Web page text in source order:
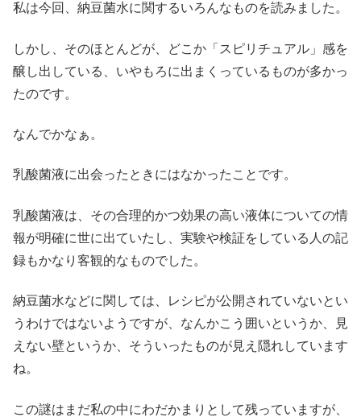
私は今回、納豆菌水に関するいろんなものを読みました。
しかし、そのほとんどが、どこか「スピリチュアル」感を
醸し出している、いやもろに出まくっているものが多かっ
たのです。
なんでかなぁ。
乳酸菌液に出会ったときにはなかったことです。
乳酸菌液は、その合理的かつ効果の高い液体についての情
報が明確に世に出ていたし、実験や検証をしている人の記
録もかなり客観的なものでした。
納豆菌水などに関しては、レシピが公開されていないとい
うわけではないようですが、なんかこう囲いというか、見
えない壁というか、そういったものが見え隠れしています
ね。
この謎はまだ私の中にわだかまりとして残っていますが、